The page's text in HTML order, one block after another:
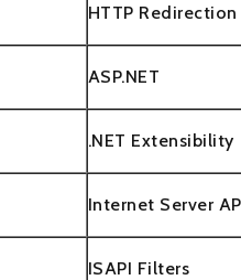
HTTP Redirection
ASP.NET
.NET Extensibility
Internet Server
ISAPI Filters